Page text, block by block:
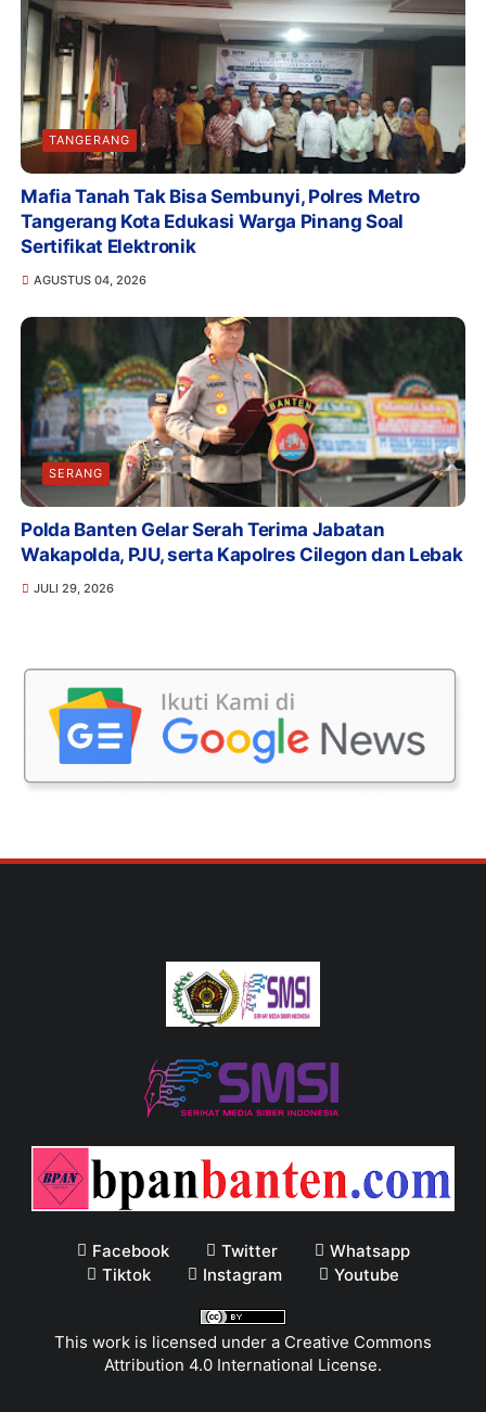
TANGERANG
Mafia Tanah Tak Bisa Sembunyi, Polres Metro
Tangerang Kota Edukasi Warga Pinang Soal
Sertifikat Elektronik
AGUSTUS 04, 2026
SERANG
Polda Banten Gelar Serah Terima Jabatan
Wakapolda, PJU, serta Kapolres Cilegon dan Lebak
JULI 29, 2026
Facebook Twitter
Whatsapp
Tiktok
Instagram Youtube
This work is licensed under a Creative Commons
Attribution 4.0 International License.